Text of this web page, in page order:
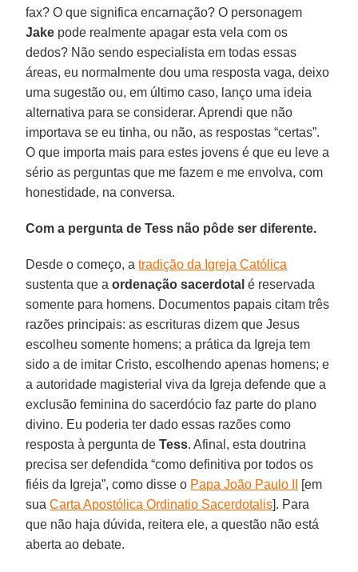
fax? O que significa encarnação? O personagem
Jake pode realmente apagar esta vela com os
dedos? Não sendo especialista em todas essas
áreas, eu normalmente dou uma resposta vaga, deixo
uma sugestão ou, em último caso, lanço uma ideia
alternativa para se considerar. Aprendi que não
importava se eu tinha, ou não, as respostas “certas”.
O que importa mais para estes jovens é que eu leve a
sério as perguntas que me fazem e me envolva, com
honestidade, na conversa.
Com a pergunta de Tess não pôde ser diferente.
Desde o começo, atradição da Igreja Católica
sustenta que aordenação sacerdotal é reservada
somente para homens. Documentos papais citam três
razões principais: as escrituras dizem que Jesus
escolheu somente homens; a prática da Igreja tem
sido a de imitar Cristo, escolhendo apenas homens; e
a autoridade magisterial viva da Igreja defende que a
exclusão feminina do sacerdócio faz parte do plano
divino. Eu poderia ter dado essas razões como
resposta à pergunta deTess. Afinal, esta doutrina
precisa ser defendida “como definitiva por todos os
fiéis da Igreja”, como disse o Papa João Paulo II
[em
suaCarta Apostólica Ordinatio Sacerdotalis]. Para
que não haja dúvida, reitera ele, a questão não está
aberta ao debate.